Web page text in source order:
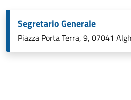
Segretario Generale
Piazza Porta Terra, 9, 07041